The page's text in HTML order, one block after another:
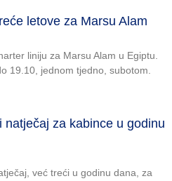
letove za Marsu Alam
liniju za Marsu Alam u Egiptu.
19.10, jednom tjedno, subotom.
za kabince u godinu
već treći u godinu dana, za